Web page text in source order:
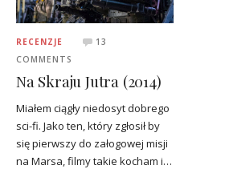
RECENZJE
13
COMMENTS
Na Skraju Jutra (2014)
Miałem ciągły niedosyt dobrego
sci-fi. Jako ten, który zgłosił by
się pierwszy do załogowej misji
na Marsa, filmy takie kocham i…